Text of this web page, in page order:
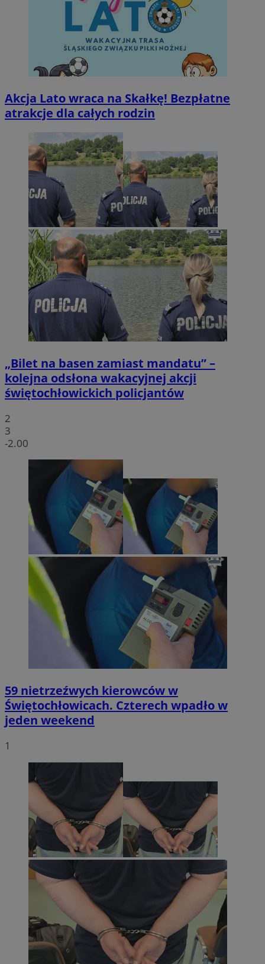
Akcja Lato wraca na Skałkę! Bezpłatne
atrakcje dla całych rodzin
„Bilet na basen zamiast mandatu” –
kolejna odsłona wakacyjnej akcji
świętochłowickich policjantów
2
3
-2.00
59 nietrzeźwych kierowców w
Świętochłowicach. Czterech wpadło w
jeden weekend
1